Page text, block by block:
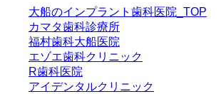
大船のインプラント歯科医院_TOP
カマタ歯科診療所
福村歯科大船医院
エゾエ歯科クリニック
R歯科医院
アイデンタルクリニック